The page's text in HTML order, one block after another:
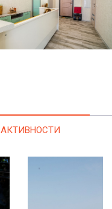
АКТИВНОСТИ